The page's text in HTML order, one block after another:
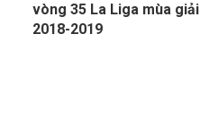
vòng 35 La Liga mùa giải
2018-2019